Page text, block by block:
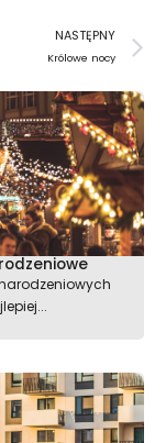
NASTĘPNY
Królowe nocy